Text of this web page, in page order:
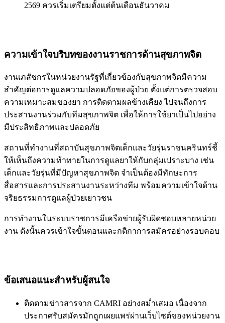
2569 ควรเริ่มเตรียมตั้งแต่ต้นเดือนธันวาคม
ความเข้าใจบริบทของงานราชการด้านสุขภาพจิต
งานเภสัชกรในหน่วยงานรัฐที่เกี่ยวข้องกับสุขภาพจิตมีความ
สำคัญต่อการดูแลความปลอดภัยของผู้ป่วย ตั้งแต่การตรวจสอบ
ความเหมาะสมของยา การติดตามผลข้างเคียง ไปจนถึงการ
ประสานงานร่วมกับทีมสุขภาพจิต เพื่อให้การใช้ยาเป็นไปอย่าง
มีประสิทธิภาพและปลอดภัย
สถานที่ทำงานที่สถาบันสุขภาพจิตเด็กและวัยรุ่นราชนครินทร์ชี้
ให้เห็นถึงความท้าทายในการดูแลยาให้กับกลุ่มเปราะบาง เช่น
เด็กและวัยรุ่นที่มีปัญหาสุขภาพจิต จำเป็นต้องมีทักษะการ
สื่อสารและการประสานงานระหว่างทีม พร้อมความเข้าใจด้าน
จริยธรรมการดูแลผู้ป่วยเยาวชน
การทำงานในระบบราชการมีเครือข่ายผู้รับผิดชอบหลายหน่วย
งาน ดังนั้นควรเข้าใจขั้นตอนและกติกาการสมัครอย่างรอบคอบ
ข้อเสนอแนะสำหรับผู้สนใจ
ติดตามข่าวสารจาก CAMRI อย่างสม่ำเสมอ เนื่องจาก
ประกาศรับสมัครมักถูกเผยแพร่ผ่านเว็บไซต์ของหน่วยงาน